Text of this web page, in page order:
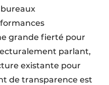
grande fierté pour
parlant,
existante pour
de transparence est